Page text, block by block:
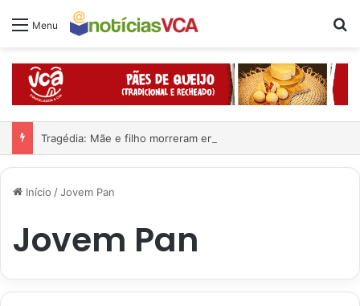
Menu
Tragédia: Mãe e filho morreram em grave acidente
Início /Jovem Pan
Jovem Pan